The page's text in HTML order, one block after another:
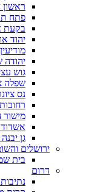
ראשון
פתח
בקעת
יהוד
יהודה
גוש
שפלה
נס
מישור
גן
ירושלים
בית
דרום